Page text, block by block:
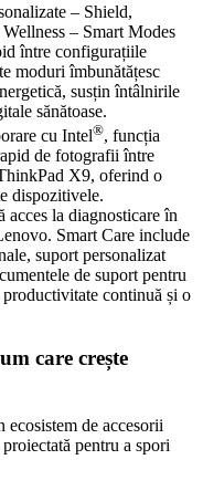
– Shield,
– Smart Modes
între configurațiile
moduri îmbunătățesc
susțin întâlnirile
sănătoase.
cu Intel®, funcția
de fotografii între
X9, oferind o
dispozitivele.
acces la diagnosticare în
Smart Care include
suport personalizat
de suport pentru
continuă și o
care crește
ecosistem de accesorii
pentru a spori